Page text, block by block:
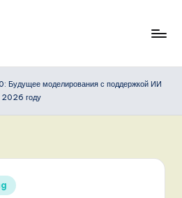
моделирования с поддержкой ИИ
2026 году